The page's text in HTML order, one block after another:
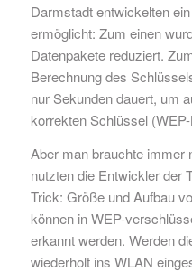
Darmstadt entwickelten
ermöglicht: Zum einen
Datenpakete reduziert.
Berechnung des
nur Sekunden dauert, um
korrekten Schlüssel
Aber man brauchte immer
nutzten die Entwickler der
Trick: Größe und Aufbau
können in WEP-
erkannt werden. Werden
wiederholt ins WLAN